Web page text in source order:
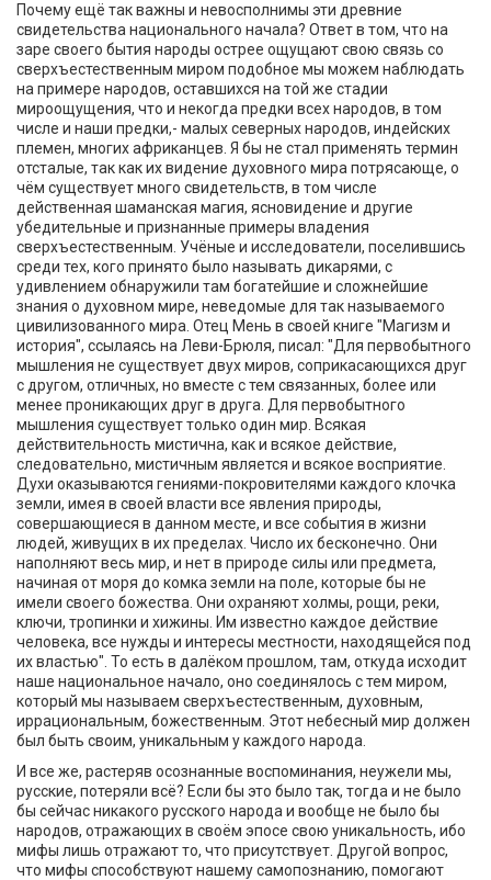
Почему ещё так важны и невосполнимы эти древние
свидетельства национального начала? Ответ в том, что на
заре своего бытия народы острее ощущают свою связь со
сверхъестественным миром подобное мы можем наблюдать
на примере народов, оставшихся на той же стадии
мироощущения, что и некогда предки всех народов, в том
числе и наши предки,- малых северных народов, индейских
племен, многих африканцев. Я бы не стал применять термин
отсталые, так как их видение духовного мира потрясающе, о
чём существует много свидетельств, в том числе
действенная шаманская магия, ясновидение и другие
убедительные и признанные примеры владения
сверхъестественным. Учёные и исследователи, поселившись
среди тех, кого принято было называть дикарями, с
удивлением обнаружили там богатейшие и сложнейшие
знания о духовном мире, неведомые для так называемого
цивилизованного мира. Отец Мень в своей книге "Магизм и
история", ссылаясь на Леви-Брюля, писал: "Для первобытного
мышления не существует двух миров, соприкасающихся друг
с другом, отличных, но вместе с тем связанных, более или
менее проникающих друг в друга. Для первобытного
мышления существует только один мир. Всякая
действительность мистична, как и всякое действие,
следовательно, мистичным является и всякое восприятие.
Духи оказываются гениями-покровителями каждого клочка
земли, имея в своей власти все явления природы,
совершающиеся в данном месте, и все события в жизни
людей, живущих в их пределах. Число их бесконечно. Они
наполняют весь мир, и нет в природе силы или предмета,
начиная от моря до комка земли на поле, которые бы не
имели своего божества. Они охраняют холмы, рощи, реки,
ключи, тропинки и хижины. Им известно каждое действие
человека, все нужды и интересы местности, находящейся под
их властью". То есть в далёком прошлом, там, откуда исходит
наше национальное начало, оно соединялось с тем миром,
который мы называем сверхъестественным, духовным,
иррациональным, божественным. Этот небесный мир должен
был быть своим, уникальным у каждого народа.
И все же, растеряв осознанные воспоминания, неужели мы,
русские, потеряли всё? Если бы это было так, тогда и не было
бы сейчас никакого русского народа и вообще не было бы
народов, отражающих в своём эпосе свою уникальность, ибо
мифы лишь отражают то, что присутствует. Другой вопрос,
что мифы способствуют нашему самопознанию, помогают